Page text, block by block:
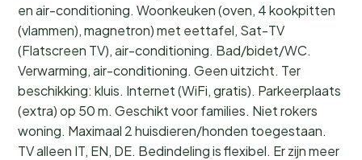
en air-conditioning. Woonkeuken (oven, 4 kookpitten
(vlammen), magnetron) met eettafel, Sat-TV
(Flatscreen TV), air-conditioning. Bad/bidet/WC.
Verwarming, air-conditioning. Geen uitzicht. Ter
beschikking: kluis. Internet (WiFi, gratis). Parkeerplaats
(extra) op 50 m. Geschikt voor families. Niet rokers
woning. Maximaal 2 huisdieren/honden toegestaan.
TV alleen IT, EN, DE. Bedindeling is flexibel. Er zijn meer